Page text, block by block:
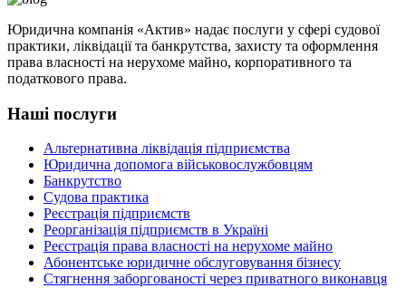
Юридична компанія «Актив» надає послуги у сфері судової
практики, ліквідації та банкрутства, захисту та оформлення
права власності на нерухоме майно, корпоративного та
податкового права.
Наші послуги
Альтернативна ліквідація підприємства
Юридична допомога військовослужбовцям
Банкрутство
Судова практика
Реєстрація підприємств
Реорганізація підприємств в Україні
Реєстрація права власності на нерухоме майно
Абонентське юридичне обслуговування бізнесу
Стягнення заборгованості через приватного виконавця